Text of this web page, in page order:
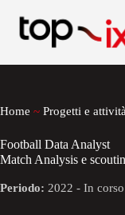
contenuto
Home ~ Progetti e attività
Football Data Analyst
Match Analysis e
Periodo: 2022 - In corso